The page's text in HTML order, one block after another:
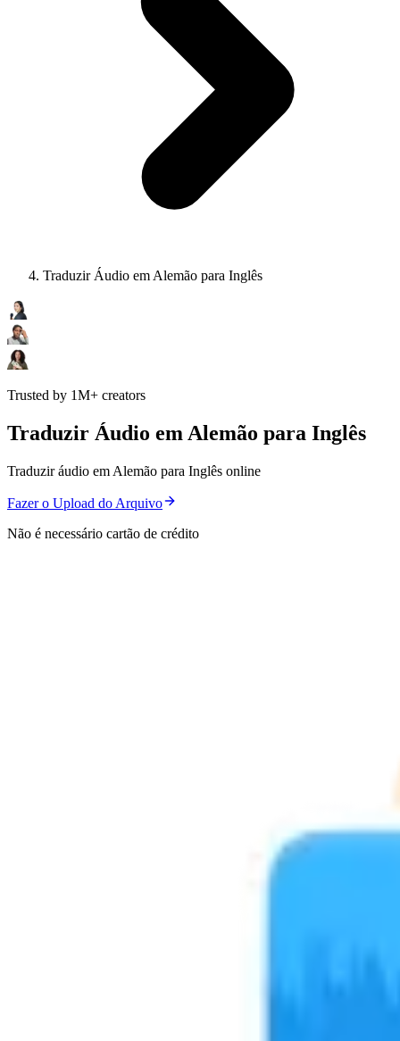
Traduzir Áudio em Alemão para Inglês
Trusted by 1M+ creators
Traduzir Áudio em Alemão para Inglês
Traduzir áudio em Alemão para Inglês online
Fazer o Upload do Arquivo
Não é necessário cartão de crédito